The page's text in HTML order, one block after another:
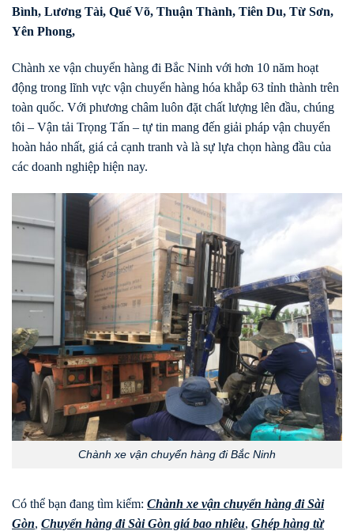
Bình, Lương Tài, Quế Võ, Thuận Thành, Tiên Du, Từ Sơn,
Yên Phong,
Chành xe vận chuyển hàng đi Bắc Ninh với hơn 10 năm hoạt
động trong lĩnh vực vận chuyển hàng hóa khắp 63 tỉnh thành trên
toàn quốc. Với phương châm luôn đặt chất lượng lên đầu, chúng
tôi – Vận tải Trọng Tấn – tự tin mang đến giải pháp vận chuyển
hoàn hảo nhất, giá cả cạnh tranh và là sự lựa chọn hàng đầu của
các doanh nghiệp hiện nay.
Chành xe vận chuyển hàng đi Bắc Ninh
Có thể bạn đang tìm kiếm: Chành xe vận chuyển hàng đi Sài
Gòn, Chuyển hàng đi Sài Gòn giá bao nhiêu, Ghép hàng từ